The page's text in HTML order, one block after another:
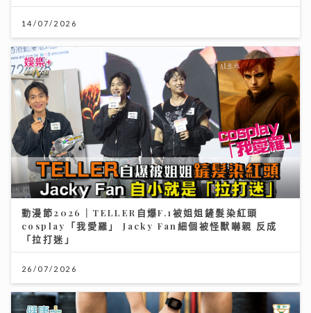
14/07/2026
動漫節2026｜TELLER自爆F.1被姐姐鏟髮染紅頭
cosplay「我愛羅」 Jacky Fan細個被怪獸嚇親 反成
「拉打迷」
26/07/2026